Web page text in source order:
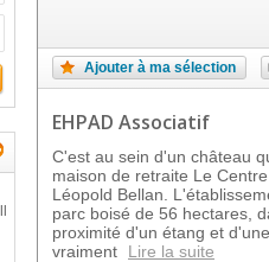
Ajouter à ma sélection
EHPAD Associatif
C'est au sein d'un château
maison de retraite Le
Léopold Bellan.
parc boisé de 56 hectares,
proximité d'un étang et
vraiment
Lire la suite